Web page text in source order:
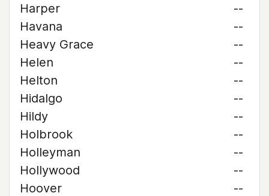
Harper
--
Havana
--
Heavy Grace
--
Helen
--
Helton
--
Hidalgo
--
Hildy
--
Holbrook
--
Holleyman
--
Hollywood
--
Hoover
--